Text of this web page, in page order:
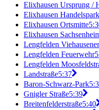
Elixhausen Ursprung /
Elixhausen Handelspark
Elixhausen Ortsmitte
Elixhausen
Lengfelden
Lengfelden Feuerwehr
Lengfelden
Landstraße5:37
Baron-Schwarz-Park
Gnigler Straße5:39
Breitenfelderstraße5:40